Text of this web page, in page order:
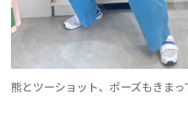
熊とツーショット、ポーズもきまっ